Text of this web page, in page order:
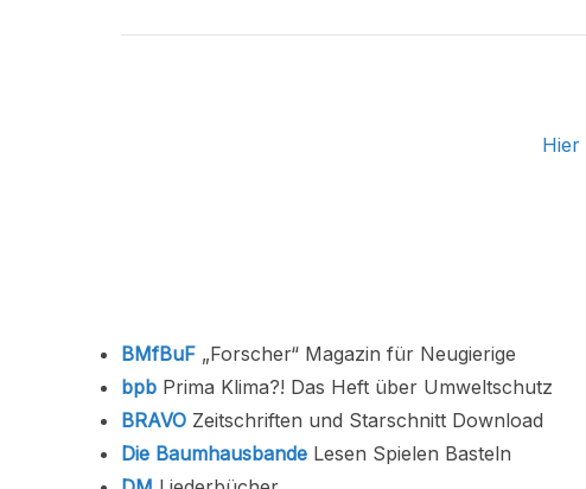
Hier
BMfBuF „Forscher“ Magazin für Neugierige
bpb Prima Klima?! Das Heft über Umweltschutz
BRAVO Zeitschriften und Starschnitt Download
Die Baumhausbande Lesen Spielen Basteln